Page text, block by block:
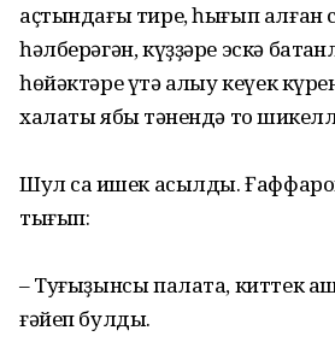
аҫтындағы тире, һығып алған
һәлберәгән, күҙҙәре эскә
һөйәктәре үтә ҡалҡыу кеүек
халаты ябыҡ тәнендә тоҡ
Шул саҡ ишек асылды.
тығып:
– Туғыҙынсы палата, киттек
ғәйеп булды.